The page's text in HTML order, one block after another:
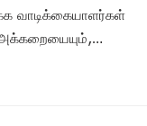
வாடிக்கையாளர்கள்